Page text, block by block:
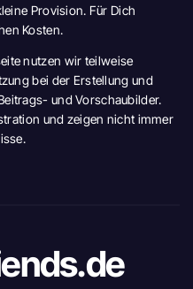
Provision. Für Dich
Kosten.
nutzen wir teilweise
bei der Erstellung und
und Vorschaubilder.
und zeigen nicht immer